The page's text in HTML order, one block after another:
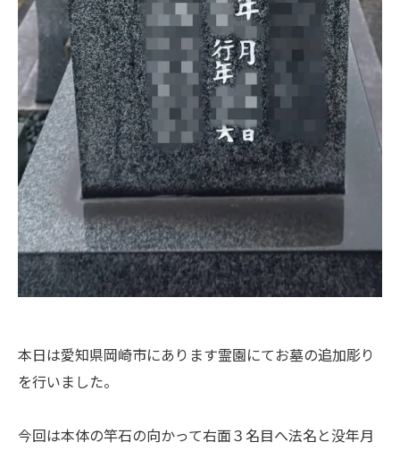
本日は愛知県岡崎市にあります霊園にてお墓の追加彫り
を行いました。
今回は本体の竿石の向かって右面３名目へ法名と没年月